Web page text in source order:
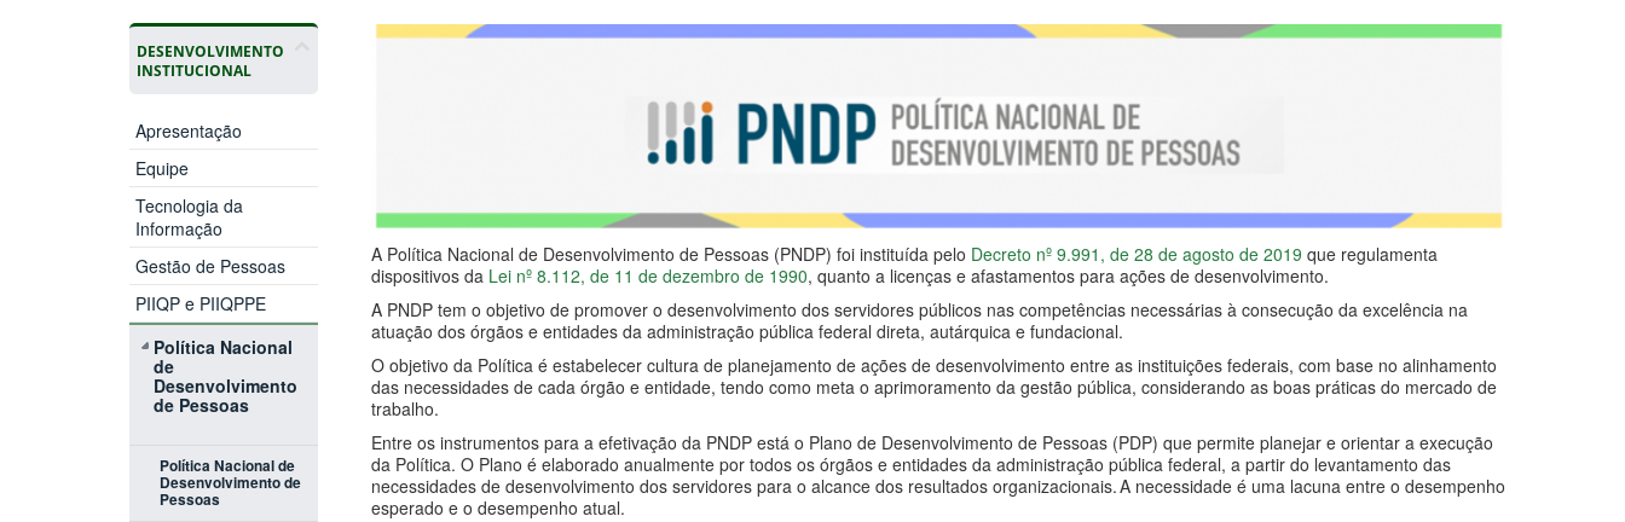
DESENVOLVIMENTO
INSTITUCIONAL
Apresentação
Equipe
Tecnologia da
Informação
Gestão de Pessoas
PIIQP e PIIQPPE
Política Nacional
de
Desenvolvimento
de Pessoas
Política Nacional de
Desenvolvimento de
Pessoas
A Política Nacional de Desenvolvimento de Pessoas (PNDP) foi instituída pelo Decreto nº 9.991, de 28 de agosto de 2019 que regulamenta
dispositivos da Lei nº 8.112, de 11 de dezembro de 1990, quanto a licenças e afastamentos para ações de desenvolvimento.
A PNDP tem o objetivo de promover o desenvolvimento dos servidores públicos nas competências necessárias à consecução da excelência na
atuação dos órgãos e entidades da administração pública federal direta, autárquica e fundacional.
O objetivo da Política é estabelecer cultura de planejamento de ações de desenvolvimento entre as instituições federais, com base no alinhamento
das necessidades de cada órgão e entidade, tendo como meta o aprimoramento da gestão pública, considerando as boas práticas do mercado de
trabalho.
Entre os instrumentos para a efetivação da PNDP está o Plano de Desenvolvimento de Pessoas (PDP) que permite planejar e orientar a execução
da Política. O Plano é elaborado anualmente por todos os órgãos e entidades da administração pública federal, a partir do levantamento das
necessidades de desenvolvimento dos servidores para o alcance dos resultados organizacionais. A necessidade é uma lacuna entre o desempenho
esperado e o desempenho atual.